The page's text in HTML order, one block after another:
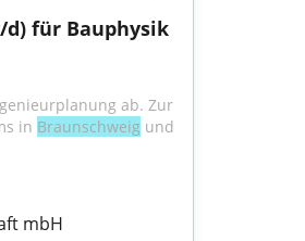
für Bauphysik
ab. Zur
in Braunschweig und
mbH